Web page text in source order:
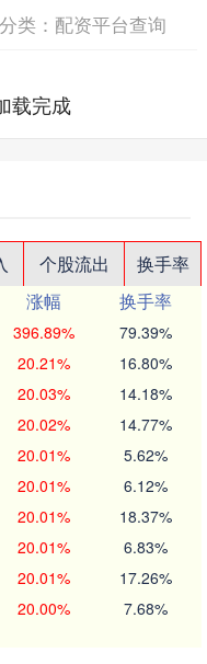
分类： 配资平台查询
载完成
个股流出
换手率
涨幅
换手率
396.89% 79.39%
20.21% 16.80%
20.03% 14.18%
20.02% 14.77%
20.01% 5.62%
20.01% 6.12%
20.01% 18.37%
20.01% 6.83%
20.01% 17.26%
20.00% 7.68%